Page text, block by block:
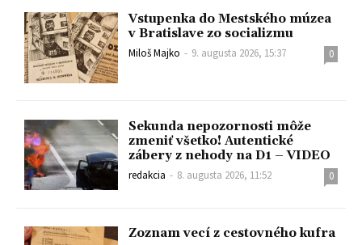
Vstupenka do Mestského múzea
v Bratislave zo socializmu
Miloš Majko - 9. augusta 2026, 15:37 0
Sekunda nepozornosti môže
zmeniť všetko! Autentické
zábery z nehody na D1 – VIDEO
redakcia - 8. augusta 2026, 11:52 0
Zoznam vecí z cestovného kufra